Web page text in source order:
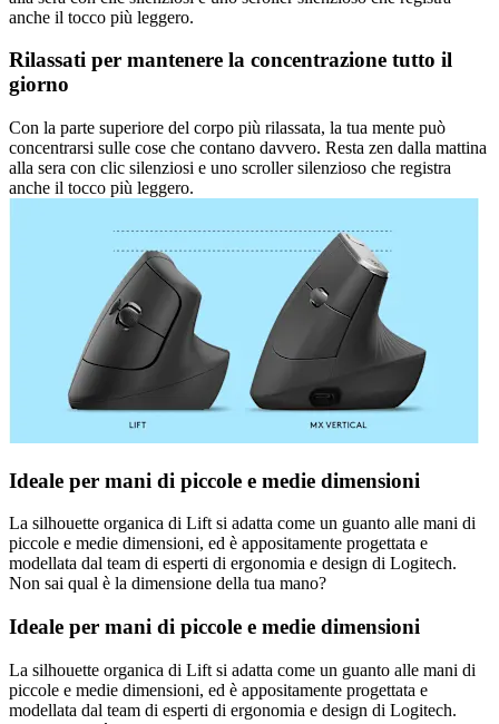
anche il tocco più leggero.
Rilassati per mantenere la concentrazione tutto il
giorno
Con la parte superiore del corpo più rilassata, la tua mente può
concentrarsi sulle cose che contano davvero. Resta zen dalla mattina
alla sera con clic silenziosi e uno scroller silenzioso che registra
anche il tocco più leggero.
Ideale per mani di piccole e medie dimensioni
La silhouette organica di Lift si adatta come un guanto alle mani di
piccole e medie dimensioni, ed è appositamente progettata e
modellata dal team di esperti di ergonomia e design di Logitech.
Non sai qual è la dimensione della tua mano?
Ideale per mani di piccole e medie dimensioni
La silhouette organica di Lift si adatta come un guanto alle mani di
piccole e medie dimensioni, ed è appositamente progettata e
modellata dal team di esperti di ergonomia e design di Logitech.